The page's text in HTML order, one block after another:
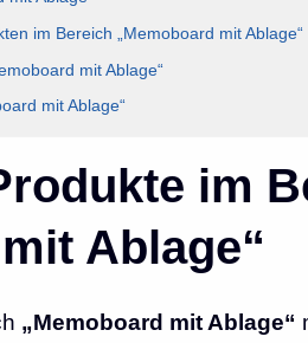
im Bereich „Memoboard mit Ablage“
mit Ablage“
mit Ablage“
im
Ablage“
„Memoboard mit Ablage“